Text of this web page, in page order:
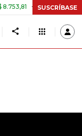
+2,19% TASA DE
SUSCRÍBASE